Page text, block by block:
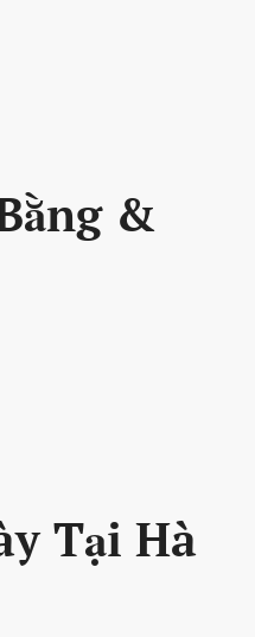
&
Tại Hà